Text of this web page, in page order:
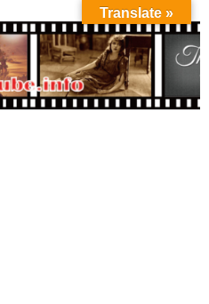
Translate »